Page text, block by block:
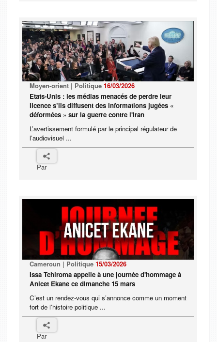
Moyen-orient | Politique 16/03/2026
Etats-Unis : les médias menacés de perdre leur
licence s’ils diffusent des informations jugées «
déformées » sur la guerre contre l'Iran
L’avertissement formulé par le principal régulateur de
l’audiovisuel ...
Par
Cameroun | Politique 15/03/2026
Issa Tchiroma appelle à une journée d'hommage à
Anicet Ekane ce dimanche 15 mars
C’est un rendez-vous qui s’annonce comme un moment
fort de l’histoire politique ...
Par